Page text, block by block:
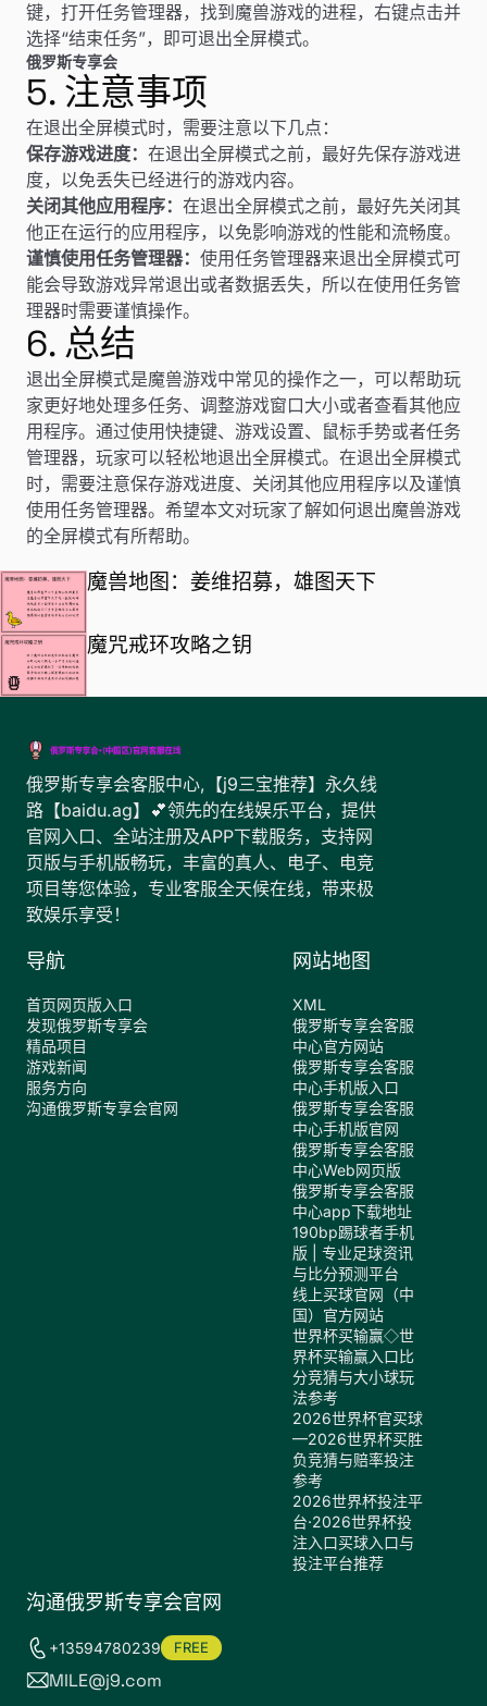
键，打开任务管理器，找到魔兽游戏的进程，右键点击并
选择“结束任务”，即可退出全屏模式。
俄罗斯专享会
5. 注意事项
在退出全屏模式时，需要注意以下几点：
保存游戏进度： 在退出全屏模式之前，最好先保存游戏进
度，以免丢失已经进行的游戏内容。
关闭其他应用程序： 在退出全屏模式之前，最好先关闭其
他正在运行的应用程序，以免影响游戏的性能和流畅度。
谨慎使用任务管理器： 使用任务管理器来退出全屏模式可
能会导致游戏异常退出或者数据丢失，所以在使用任务管
理器时需要谨慎操作。
6. 总结
退出全屏模式是魔兽游戏中常见的操作之一，可以帮助玩
家更好地处理多任务、调整游戏窗口大小或者查看其他应
用程序。通过使用快捷键、游戏设置、鼠标手势或者任务
管理器，玩家可以轻松地退出全屏模式。在退出全屏模式
时，需要注意保存游戏进度、关闭其他应用程序以及谨慎
使用任务管理器。希望本文对玩家了解如何退出魔兽游戏
的全屏模式有所帮助。
魔兽地图：姜维招募，雄图天下
魔咒戒环攻略之钥
俄罗斯专享会客服中心,【j9三宝推荐】永久线
路【baidu.ag】💕领先的在线娱乐平台，提供
官网入口、全站注册及APP下载服务，支持网
页版与手机版畅玩，丰富的真人、电子、电竞
项目等您体验，专业客服全天候在线，带来极
致娱乐享受！
导航
首页网页版入口
发现俄罗斯专享会
精品项目
游戏新闻
服务方向
沟通俄罗斯专享会官网
网站地图
XML
俄罗斯专享会客服
中心官方网站
俄罗斯专享会客服
中心手机版入口
俄罗斯专享会客服
中心手机版官网
俄罗斯专享会客服
中心Web网页版
俄罗斯专享会客服
中心app下载地址
190bp踢球者手机
版 | 专业足球资讯
与比分预测平台
线上买球官网（中
国）官方网站
世界杯买输赢◇世
界杯买输赢入口比
分竞猜与大小球玩
法参考
2026世界杯官买球
—2026世界杯买胜
负竞猜与赔率投注
参考
2026世界杯投注平
台·2026世界杯投
注入口买球入口与
投注平台推荐
沟通俄罗斯专享会官网
+13594780239 FREE
MILE@j9.com